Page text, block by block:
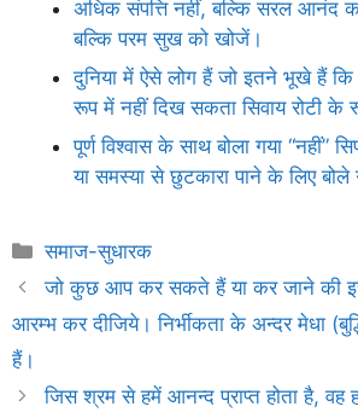
अधिक संपत्ति नहीं, बल्कि सरल आनंद
बल्कि परम सुख को खोजें।
दुनिया में ऐसे लोग हैं जो इतने भूखे हैं
रूप में नहीं दिख सकता सिवाय रोटी के
पूर्ण विश्वास के साथ बोला गया “नहीं”
या समस्या से छुटकारा पाने के लिए बोले
Categories
समाज-सुधारक
जो कुछ आप कर सकते हैं या कर जाने की
आरम्भ कर दीजिये। निर्भीकता के अन्दर मेधा
हैं।
जिस श्रम से हमें आनन्द प्राप्त होता है, वह